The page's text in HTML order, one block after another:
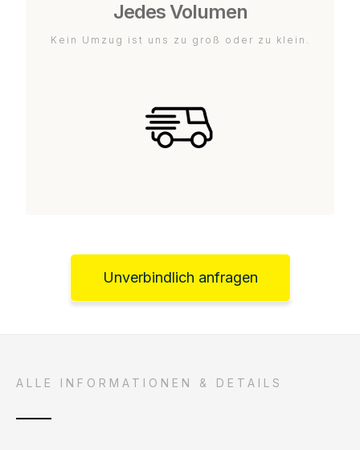
Jedes Volumen
Kein Umzug ist uns zu groß oder zu klein.
Unverbindlich anfragen
ALLE INFORMATIONEN & DETAILS